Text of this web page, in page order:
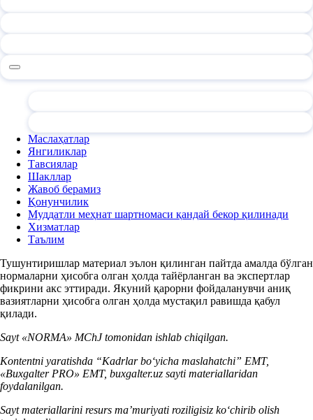
Маслаҳатлар
Янгиликлар
Тавсиялар
Шакллар
Жавоб берамиз
Қонунчилик
Муддатли меҳнат шартномаси қандай бекор қилинади
Хизматлар
Таълим
Тушунтиришлар материал эълон қилинган пайтда амалда бўлган
нормаларни ҳисобга олган ҳолда тайёрланган ва экспертлар
фикрини акс эттиради. Якуний қарорни фойдаланувчи аниқ
вазиятларни ҳисобга олган ҳолда мустақил равишда қабул
қилади.
Sayt «NORMA» MChJ tomonidan ishlab chiqilgan.
Kontentni yaratishda “Kadrlar boʻyicha maslahatchi” EMT,
«Buxgalter PRO» EMT, buxgalter.uz sayti materiallaridan
foydalanilgan.
Sayt materiallarini resurs ma’muriyati roziligisiz koʻchirib olish